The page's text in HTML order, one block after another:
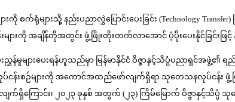
ရုံများသို့ နည်းပညာလွှဲပြောင်းပေးခြင်း (Technology
န်းများကို အချိန်တိုအတွင်း ဖွံ့ဖြိုးတိုးတက်လာအောင် ပံ့ပိုးပေးနိုင်ခြင်
းပေးရန်ဟူသည်မှာ မြန်မာနိုင်ငံ ဝိဇ္ဇာနှင့်သိပ္ပံပညာရှင်အဖွဲ့၏ ရည်ရွ
န်းစဉ်များကို အကောင်အထည်ဖော်လျက်ရှိရာ သုတေသနလုပ်ငန်း ဖွံ့ဖြို
ျက်ရှိကြောင်း၊ ၂၀၂၃ ခုနှစ် အတွက် (၂၃) ကြိမ်မြောက် ဝိဇ္ဇာနှင့်သိပ္